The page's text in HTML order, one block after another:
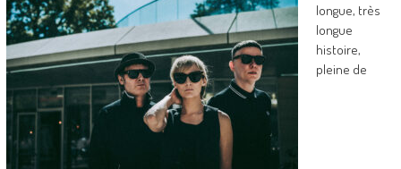
longue, très
longue
histoire,
pleine de